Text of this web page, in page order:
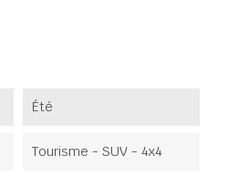
Été
Tourisme - SUV - 4x4